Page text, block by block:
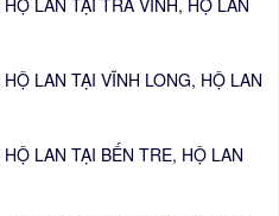
LAN TẠI TRÀ VINH, HỘ LAN
LAN TẠI VĨNH LONG, HỘ LAN
LAN TẠI BẾN TRE, HỘ LAN